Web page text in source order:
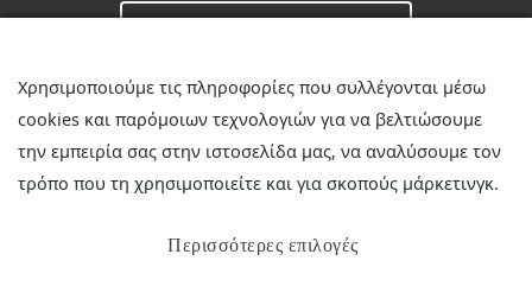
☎23510 36349
discountstore.gr@gmail.com
Χρησιμοποιούμε τις πληροφορίες που συλλέγονται μέσω
cookies και παρόμοιων τεχνολογιών για να βελτιώσουμε
την εμπειρία σας στην ιστοσελίδα μας, να αναλύσουμε τον
τρόπο που τη χρησιμοποιείτε και για σκοπούς μάρκετινγκ.
Περισσότερες επιλογές